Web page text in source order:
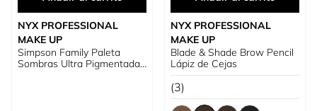
NYX PROFESSIONAL
MAKE UP
Simpson Family Paleta
Sombras Ultra Pigmentada
NYX PROFESSIONAL
MAKE UP
Blade & Shade Brow Pencil
Lápiz de Cejas
(3)